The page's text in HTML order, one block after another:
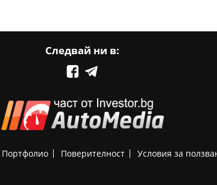
Следвай ни в:
Портфолио Поверителност Условия за